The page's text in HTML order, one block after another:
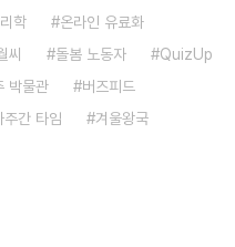
학
온라인 유료화
씨 돌봄 노동자
QuizUp
박물관
버즈피드
주간 타임
겨울왕국